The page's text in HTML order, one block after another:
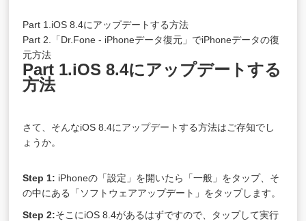
Part 1.iOS 8.4にアップデートする方法
Part 2.「Dr.Fone - iPhoneデータ復元」でiPhoneデータの復
元方法
Part 1.iOS 8.4にアップデートする
方法
さて、そんなiOS 8.4にアップデートする方法はご存知でし
ょうか。
Step 1: iPhoneの「設定」を開いたら「一般」をタップ、そ
の中にある「ソフトウェアアップデート」をタップします。
Step 2:そこにiOS 8.4があるはずですので、タップして実行